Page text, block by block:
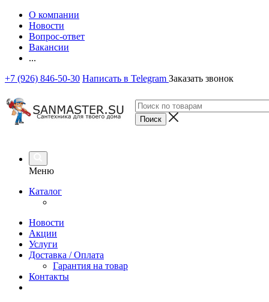
О компании
Новости
Вопрос-ответ
Вакансии
...
+7 (926) 846-50-30 Написать в Telegram Заказать звонок
Меню
Каталог
Новости
Акции
Услуги
Доставка / Оплата
Гарантия на товар
Контакты